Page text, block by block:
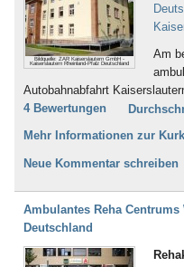
Bildquelle: ZAR Kaiserslautern GmbH -
Kaiserslautern Rheinland-Pfalz Deutschland
Am
Autobahnabfahrt
4 Bewertungen
Mehr Informationen zur
Neue Kommentar schreiben
Ambulantes Reha
Deutschland